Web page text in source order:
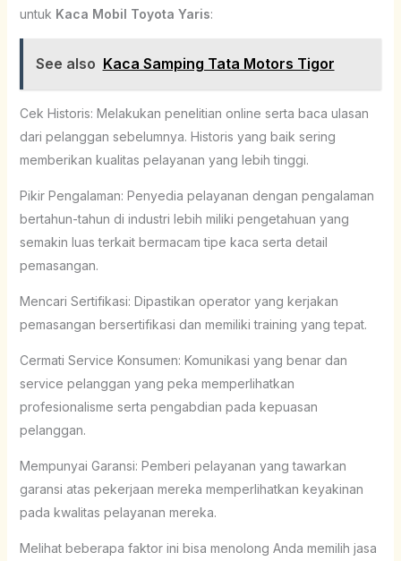
untuk Kaca Mobil Toyota Yaris:
See also Kaca Samping Tata Motors Tigor
Cek Historis: Melakukan penelitian online serta baca ulasan
dari pelanggan sebelumnya. Historis yang baik sering
memberikan kualitas pelayanan yang lebih tinggi.
Pikir Pengalaman: Penyedia pelayanan dengan pengalaman
bertahun-tahun di industri lebih miliki pengetahuan yang
semakin luas terkait bermacam tipe kaca serta detail
pemasangan.
Mencari Sertifikasi: Dipastikan operator yang kerjakan
pemasangan bersertifikasi dan memiliki training yang tepat.
Cermati Service Konsumen: Komunikasi yang benar dan
service pelanggan yang peka memperlihatkan
profesionalisme serta pengabdian pada kepuasan
pelanggan.
Mempunyai Garansi: Pemberi pelayanan yang tawarkan
garansi atas pekerjaan mereka memperlihatkan keyakinan
pada kwalitas pelayanan mereka.
Melihat beberapa faktor ini bisa menolong Anda memilih jasa